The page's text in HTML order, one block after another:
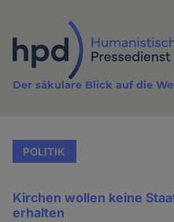
Inhalt
Der säkulare Blick auf die
POLITIK
Kirchen wollen keine
erhalten